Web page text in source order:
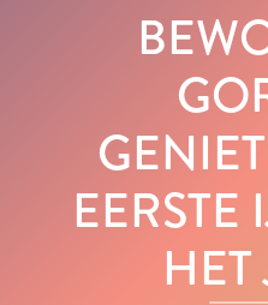
EERSTE